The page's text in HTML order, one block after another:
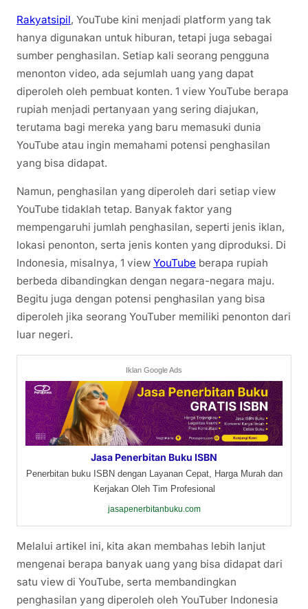
Rakyatsipil, YouTube kini menjadi platform yang tak
hanya digunakan untuk hiburan, tetapi juga sebagai
sumber penghasilan. Setiap kali seorang pengguna
menonton video, ada sejumlah uang yang dapat
diperoleh oleh pembuat konten. 1 view YouTube berapa
rupiah menjadi pertanyaan yang sering diajukan,
terutama bagi mereka yang baru memasuki dunia
YouTube atau ingin memahami potensi penghasilan
yang bisa didapat.
Namun, penghasilan yang diperoleh dari setiap view
YouTube tidaklah tetap. Banyak faktor yang
mempengaruhi jumlah penghasilan, seperti jenis iklan,
lokasi penonton, serta jenis konten yang diproduksi. Di
Indonesia, misalnya, 1 view YouTube berapa rupiah
berbeda dibandingkan dengan negara-negara maju.
Begitu juga dengan potensi penghasilan yang bisa
diperoleh jika seorang YouTuber memiliki penonton dari
luar negeri.
Iklan Google Ads
Jasa Penerbitan Buku ISBN
Penerbitan buku ISBN dengan Layanan Cepat, Harga Murah dan
Kerjakan Oleh Tim Profesional
jasapenerbitanbuku.com
Melalui artikel ini, kita akan membahas lebih lanjut
mengenai berapa banyak uang yang bisa didapat dari
satu view di YouTube, serta membandingkan
penghasilan yang diperoleh oleh YouTuber Indonesia